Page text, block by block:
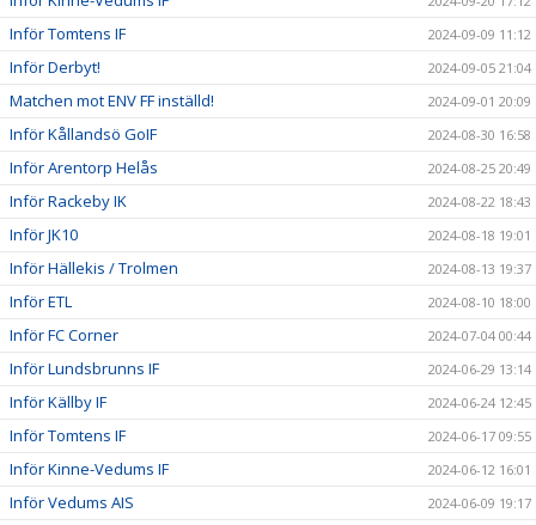
Inför Tomtens IF 2024-09-09 11:12
Inför Derbyt! 2024-09-05 21:04
Matchen mot ENV FF inställd! 2024-09-01 20:09
Inför Kållandsö GoIF 2024-08-30 16:58
Inför Arentorp Helås 2024-08-25 20:49
Inför Rackeby IK 2024-08-22 18:43
Inför JK10 2024-08-18 19:01
Inför Hällekis / Trolmen 2024-08-13 19:37
Inför ETL 2024-08-10 18:00
Inför FC Corner 2024-07-04 00:44
Inför Lundsbrunns IF 2024-06-29 13:14
Inför Källby IF 2024-06-24 12:45
Inför Tomtens IF 2024-06-17 09:55
Inför Kinne-Vedums IF 2024-06-12 16:01
Inför Vedums AIS 2024-06-09 19:17